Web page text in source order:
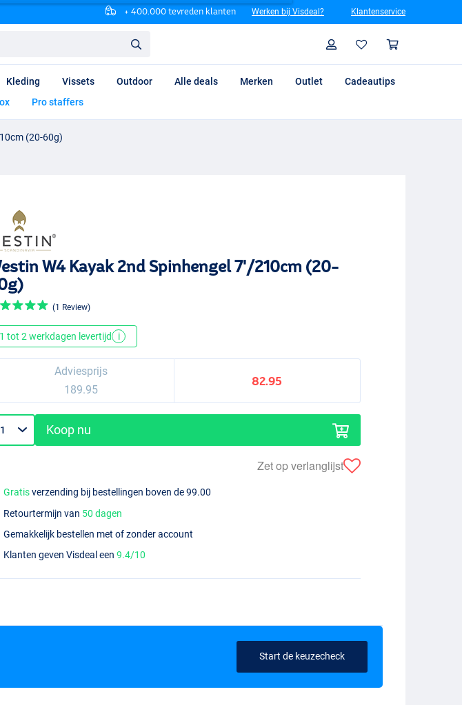
+ 400.000 tevreden klanten Werken bij Visdeal? Klantenservice
Profiel
Kleding Vissets Outdoor Alle deals Merken Outlet
Cadeautips
Pro staffers
(20-60g)
W4 Kayak 2nd Spinhengel 7'/210cm (20-
(1 Review)
1 tot 2 werkdagen levertijd i
Adviesprijs
189.95
82.95
Koop nu
Zet op verlanglijst
Gratisverzending bij bestellingen boven de 99.00
Retourtermijn van 50 dagen
Gemakkelijk bestellen met of zonder account
Klanten geven Visdeal een9.4/10
Start de keuzecheck